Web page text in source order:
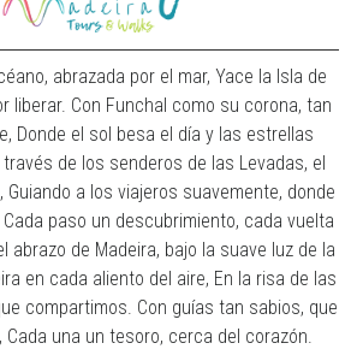
abrazada por el mar, Yace la Isla de
liberar. Con Funchal como su corona, tan
Donde el sol besa el día y las estrellas
de los senderos de las Levadas, el
a los viajeros suavemente, donde
paso un descubrimiento, cada vuelta
abrazo de Madeira, bajo la suave luz de la
en cada aliento del aire, En la risa de las
compartimos. Con guías tan sabios, que
una un tesoro, cerca del corazón.